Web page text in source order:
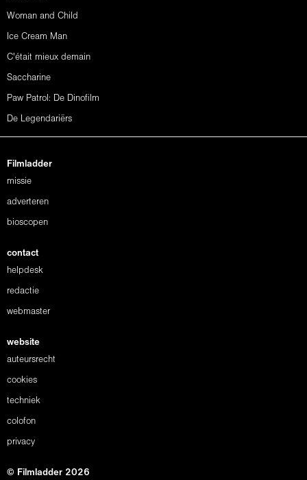
Woman and Child
Ice Cream Man
C'était mieux demain
Saccharine
Paw Patrol: De Dinofilm
De Legendariërs
Filmladder
missie
adverteren
bioscopen
contact
helpdesk
redactie
webmaster
website
auteursrecht
cookies
techniek
colofon
privacy
© Filmladder 2026